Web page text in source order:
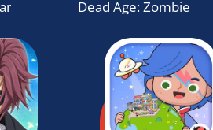
of AdventureDead Age: Zombie